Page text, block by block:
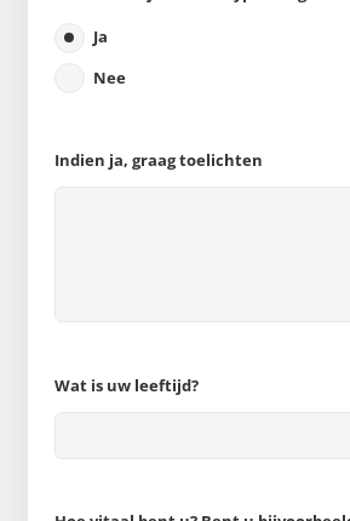
Ja
Nee
Indien ja, graag toelichten
Wat is uw leeftijd?